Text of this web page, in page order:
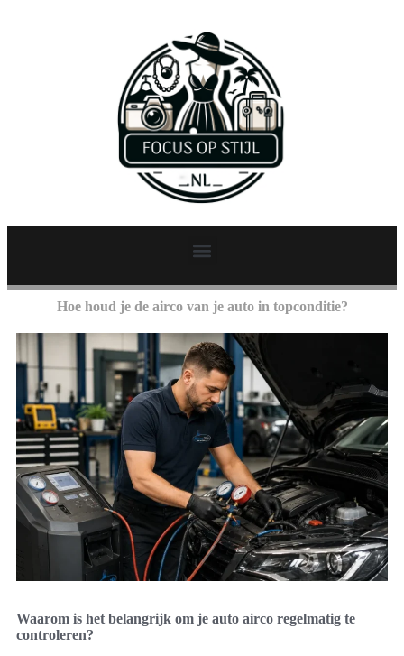
Hoe houd je de airco van je auto in topconditie?
Waarom is het belangrijk om je auto airco regelmatig te
controleren?